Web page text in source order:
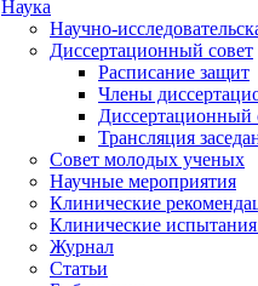
Наука
Научно-
Диссертационный совет
Расписание защит
Члены
Диссертационный
Трансляция
Совет молодых ученых
Научные мероприятия
Клинические
Клинические
Журнал
Статьи